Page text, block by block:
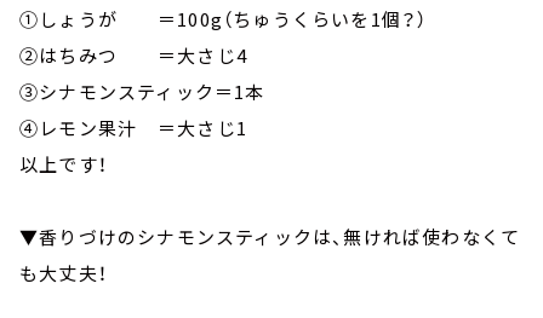
①しょうが ＝100g（ちゅうくらいを1個？）
②はちみつ ＝大さじ4
③シナモンスティック＝1本
④レモン果汁 ＝大さじ1
以上です！
▼香りづけのシナモンスティックは、無ければ使わなくて
も大丈夫！